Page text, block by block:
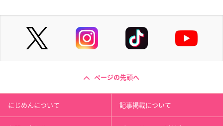
ページの先頭へ
にじめんについて 記事掲載について